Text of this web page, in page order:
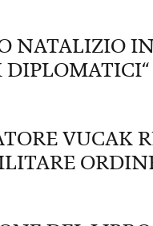
NATALIZIO
VUCAK